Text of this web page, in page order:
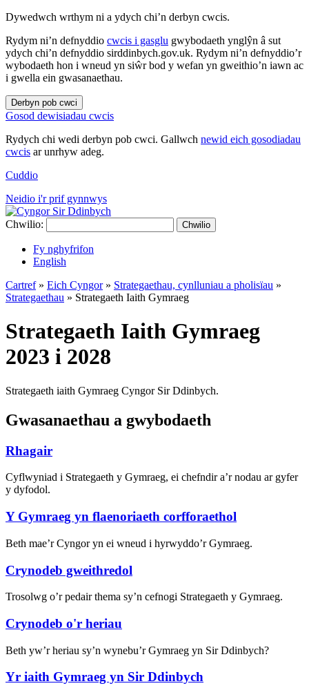
Dywedwch wrthym ni a ydych chi’n derbyn cwcis.
Rydym ni’n defnyddio cwcis i gasglu gwybodaeth ynglŷn â sut
ydych chi’n defnyddio sirddinbych.gov.uk. Rydym ni’n defnyddio’r
wybodaeth hon i wneud yn siŵr bod y wefan yn gweithio’n iawn ac
i gwella ein gwasanaethau.
Derbyn pob cwci
Gosod dewisiadau cwcis
Rydych chi wedi derbyn pob cwci. Gallwch newid eich gosodiadau
cwcis ar unrhyw adeg.
Cuddio
Neidio i'r prif gynnwys
Chwilio: Chwilio
Fy nghyfrifon
English
Cartref» Eich Cyngor» Strategaethau, cynlluniau a pholisïau »
Strategaethau » Strategaeth Iaith Gymraeg
Strategaeth Iaith Gymraeg
2023 i 2028
Strategaeth iaith Gymraeg Cyngor Sir Ddinbych.
Gwasanaethau a gwybodaeth
Rhagair
Cyflwyniad i Strategaeth y Gymraeg, ei chefndir a’r nodau ar gyfer
y dyfodol.
Y Gymraeg yn flaenoriaeth corfforaethol
Beth mae’r Cyngor yn ei wneud i hyrwyddo’r Gymraeg.
Crynodeb gweithredol
Trosolwg o’r pedair thema sy’n cefnogi Strategaeth y Gymraeg.
Crynodeb o'r heriau
Beth yw’r heriau sy’n wynebu’r Gymraeg yn Sir Ddinbych?
Yr iaith Gymraeg yn Sir Ddinbych